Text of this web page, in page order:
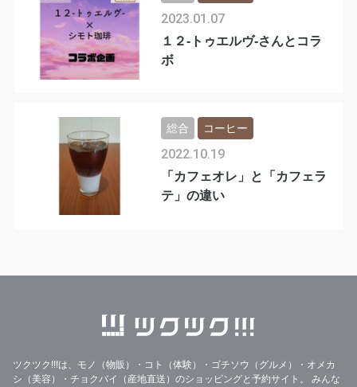
１２-トゥエルヴ-さんとコラ
ボ
2023.01.07
「カフェオレ」と「カフェラ
テ」の違い
2022.10.19
総合 コーヒー
ツクツク!!!は、モノ（物販）・コト（体験）・ゴチソウ（グルメ）・オメカ
シ（美容）・チョクバイ（産地直送）のショッピングと予約サイト。
みんな